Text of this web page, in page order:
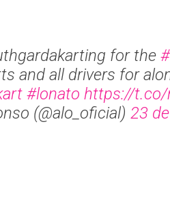
for the
and all drivers for
#lonato https://t.co/
(@alo_oficial) 23